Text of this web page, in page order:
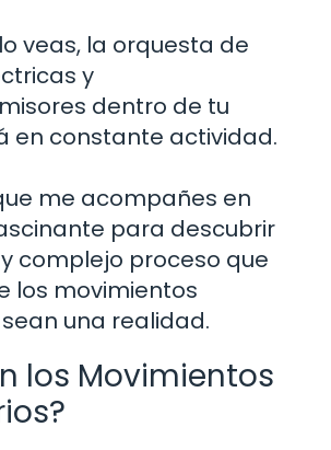
veas, la orquesta de
y
dentro de tu
en constante actividad.
me acompañes en
para descubrir
complejo proceso que
los movimientos
una realidad.
los Movimientos